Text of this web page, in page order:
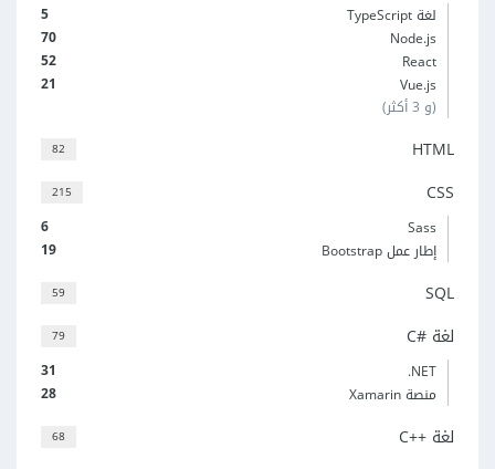
5
لغة TypeScript
70
Node.js
52
React
21
Vue.js
(و 3 أكثر)
82 HTML
215 CSS
6
Sass
19
إطار عمل Bootstrap
59 SQL
79 لغة C#‎
31
‎.NET
28
منصة Xamarin
68 لغة C++‎